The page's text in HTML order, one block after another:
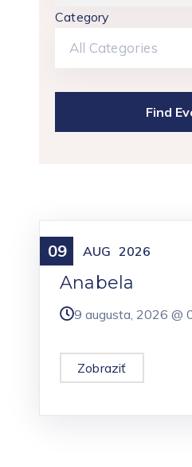
Category
All Categories
09 AUG 2026
Meniny
Anabela
9 augusta, 2026 @
Zobraziť